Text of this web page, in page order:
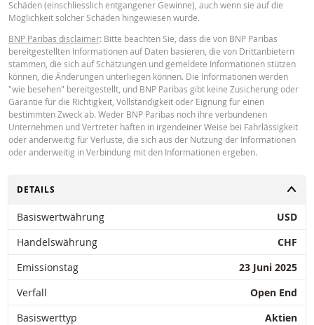
enthaltenen Informationen. Die eingegebenen Wechselkursdaten stammen
BNP Paribas und gelten ausschliesslich zu dem angegebenen Datum. Die
Rechner angezeigten Preise sind Richtwerte und dienen nur zu
Informationszwecken. Preisinformationen sind keine Aufforderung oder ein
Angebot zum Kauf oder Verkauf von Wertpapieren oder anderen
Finanzinstrumenten. Die Informationen sind ausschließlich für die
beabsichtigten Empfänger bestimmt. Ohne die vorherige ausdrückliche
Genehmigung von BNP Paribas ist es nicht gestattet, diese Informationen
oder teilweise für irgendeinen Zweck zu reproduzieren, zu verbreiten oder
kopieren. Für weitere Informationen kontaktieren Sie bitte BNP Paribas.
Key Information Document (FR)
PREISINFORMATION
Latest Product Quotes CSV
Schäden (einschliesslich entgangener Gewinne), auch wenn sie auf die
Möglichkeit solcher Schäden hingewiesen wurde.
BNP Paribas disclaimer: Bitte beachten Sie, dass die von BNP Paribas
bereitgestellten Informationen auf Daten basieren, die von Drittanbietern
stammen, die sich auf Schätzungen und gemeldete Informationen stützen
können, die Änderungen unterliegen können. Die Informationen werden
"wie besehen" bereitgestellt, und BNP Paribas gibt keine Zusicherung oder
Garantie für die Richtigkeit, Vollständigkeit oder Eignung für einen
bestimmten Zweck ab. Weder BNP Paribas noch ihre verbundenen
Unternehmen und Vertreter haften in irgendeiner Weise bei Fahrlässigkeit
oder anderweitig für Verluste, die sich aus der Nutzung der Informationen
oder anderweitig in Verbindung mit den Informationen ergeben.
UMSCHALTEN
DETAILS
Basiswertwährung
USD
Handelswährung
CHF
Emissionstag
23 Juni 2025
Verfall
Open End
Basiswerttyp
Aktien